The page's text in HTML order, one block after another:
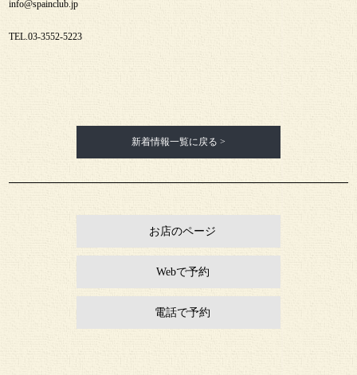
info@spainclub.jp
TEL.03-3552-5223
新着情報一覧に戻る >
お店のページ
Webで予約
電話で予約